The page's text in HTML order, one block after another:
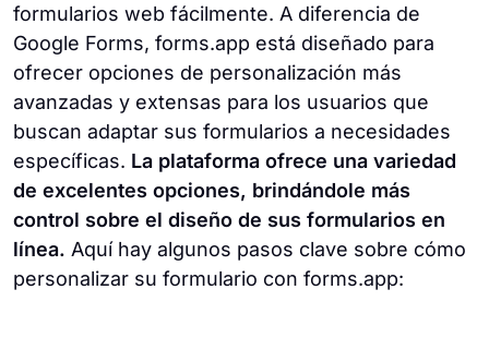
formularios web fácilmente. A diferencia de
Google Forms, forms.app está diseñado para
ofrecer opciones de personalización más
avanzadas y extensas para los usuarios que
buscan adaptar sus formularios a necesidades
específicas. La plataforma ofrece una variedad
de excelentes opciones, brindándole más
control sobre el diseño de sus formularios en
línea. Aquí hay algunos pasos clave sobre cómo
personalizar su formulario con forms.app: